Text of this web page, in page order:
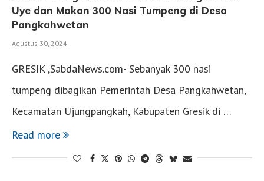
Uye dan Makan 300 Nasi Tumpeng di Desa
Pangkahwetan
Agustus 30, 2024
GRESIK ,SabdaNews.com- Sebanyak 300 nasi
tumpeng dibagikan Pemerintah Desa Pangkahwetan,
Kecamatan Ujungpangkah, Kabupaten Gresik di …
Read more